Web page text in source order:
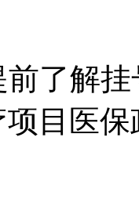
前了解
目医